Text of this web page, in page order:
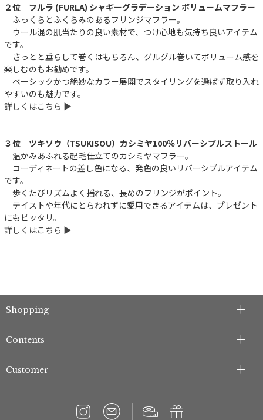
２位 フルラ (FURLA) シャギーグラデーション ボリュームマフラー
ふっくらとふくらみのあるフリンジマフラー。
ウール混の肌当たりの良い素材で、つけ心地も気持ち良いアイテム
です。
さっとと垂らして巻くはもちろん、グルグル巻いてボリューム感を
楽しむのもお勧めです。
ベーシックかつ絶妙なカラー展開でスタイリングを選ばず取り入れ
やすいのも魅力です。
詳しくはこちら ▶︎
３位 ツキソウ（TSUKISOU）カシミヤ100％リバーシブルストール
温かみあふれる起毛仕立てのカシミヤマフラー。
コーディネートの差し色になる、発色の良いリバーシブルアイテム
です。
歩くたびリズムよく揺れる、長めのフリンジがポイント。
テイストや年代にとらわれずに愛用できるアイテムは、プレゼント
にもピッタリ。
詳しくはこちら ▶︎
Shopping
Contents
Customer